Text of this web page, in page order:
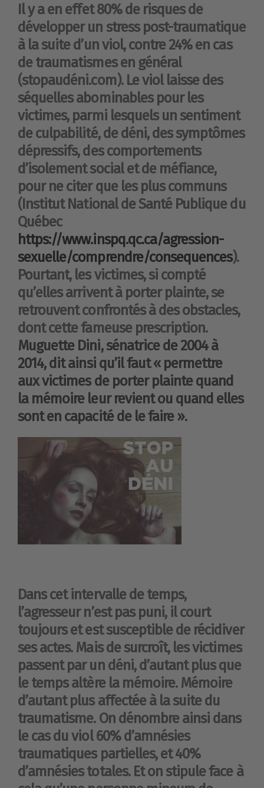
Il y a en effet 80% de risques de
développer un stress post-traumatique
à la suite d’un viol, contre 24% en cas
de traumatismes en général
(stopaudéni.com). Le viol laisse des
séquelles abominables pour les
victimes, parmi lesquels un sentiment
de culpabilité, de déni, des symptômes
dépressifs, des comportements
d’isolement social et de méfiance,
pour ne citer que les plus communs
(Institut National de Santé Publique du
Québec
https://www.inspq.qc.ca/agression-
sexuelle/comprendre/consequences).
Pourtant, les victimes, si compté
qu’elles arrivent à porter plainte, se
retrouvent confrontés à des obstacles,
dont cette fameuse prescription.
Muguette Dini, sénatrice de 2004 à
2014, dit ainsi qu’il faut « permettre
aux victimes de porter plainte quand
la mémoire leur revient ou quand elles
sont en capacité de le faire ».
Dans cet intervalle de temps,
l’agresseur n’est pas puni, il court
toujours et est susceptible de récidiver
ses actes. Mais de surcroît, les victimes
passent par un déni, d’autant plus que
le temps altère la mémoire. Mémoire
d’autant plus affectée à la suite du
traumatisme. On dénombre ainsi dans
le cas du viol 60% d’amnésies
traumatiques partielles, et 40%
d’amnésies totales. Et on stipule face à